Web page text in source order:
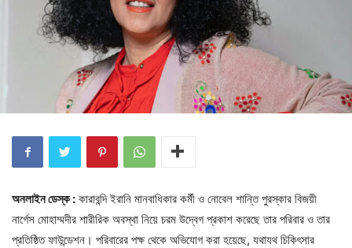
অনলাইন ডেস্ক : কারাবন্দি ইরানি মানবাধিকার কর্মী ও নোবেল শান্তি পুরস্কার বিজয়ী
নার্গেস মোহাম্মদীর শারীরিক অবস্থা নিয়ে চরম উদ্বেগ প্রকাশ করেছে তার পরিবার ও তার
প্রতিষ্ঠিত ফাউন্ডেশন। পরিবারের পক্ষ থেকে অভিযোগ করা হয়েছে, যথাযথ চিকিৎসার